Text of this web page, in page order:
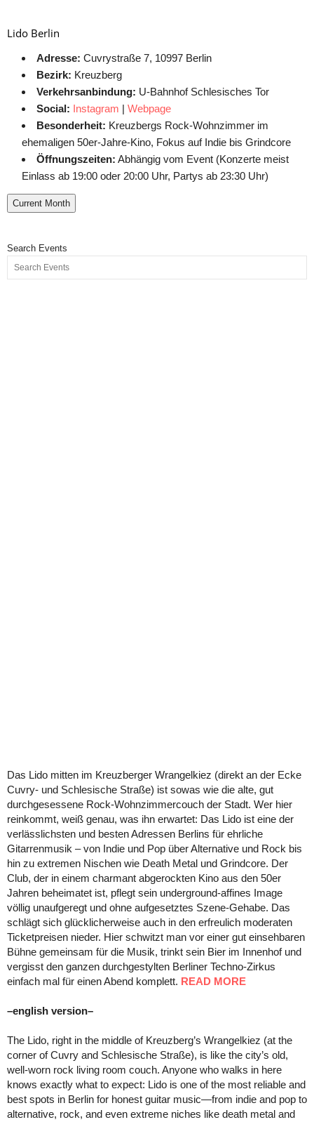
Lido Berlin
Adresse: Cuvrystraße 7, 10997 Berlin
Bezirk: Kreuzberg
Verkehrsanbindung: U-Bahnhof Schlesisches Tor
Social: Instagram | Webpage
Besonderheit: Kreuzbergs Rock-Wohnzimmer im
ehemaligen 50er-Jahre-Kino, Fokus auf Indie bis Grindcore
Öffnungszeiten: Abhängig vom Event (Konzerte meist
Einlass ab 19:00 oder 20:00 Uhr, Partys ab 23:30 Uhr)
Current Month
Search Events
Das Lido mitten im Kreuzberger Wrangelkiez (direkt an der Ecke
Cuvry- und Schlesische Straße) ist sowas wie die alte, gut
durchgesessene Rock-Wohnzimmercouch der Stadt. Wer hier
reinkommt, weiß genau, was ihn erwartet: Das Lido ist eine der
verlässlichsten und besten Adressen Berlins für ehrliche
Gitarrenmusik – von Indie und Pop über Alternative und Rock bis
hin zu extremen Nischen wie Death Metal und Grindcore. Der
Club, der in einem charmant abgerockten Kino aus den 50er
Jahren beheimatet ist, pflegt sein underground-affines Image
völlig unaufgeregt und ohne aufgesetztes Szene-Gehabe. Das
schlägt sich glücklicherweise auch in den erfreulich moderaten
Ticketpreisen nieder. Hier schwitzt man vor einer gut einsehbaren
Bühne gemeinsam für die Musik, trinkt sein Bier im Innenhof und
vergisst den ganzen durchgestylten Berliner Techno-Zirkus
einfach mal für einen Abend komplett. READ MORE
–english version–
The Lido, right in the middle of Kreuzberg’s Wrangelkiez (at the
corner of Cuvry and Schlesische Straße), is like the city’s old,
well-worn rock living room couch. Anyone who walks in here
knows exactly what to expect: Lido is one of the most reliable and
best spots in Berlin for honest guitar music—from indie and pop to
alternative, rock, and even extreme niches like death metal and